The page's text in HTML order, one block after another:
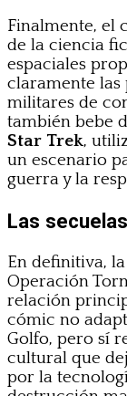
Finalmente, el
de la ciencia
espaciales
claramente las
militares de
también bebe
Star Trek,
un escenario
guerra y la
Las
En definitiva,
Operación
relación
cómic no
Golfo, pero sí
cultural que
por la